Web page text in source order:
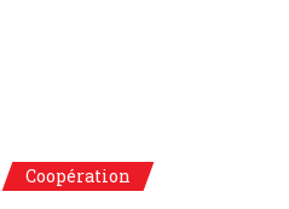
Coopération